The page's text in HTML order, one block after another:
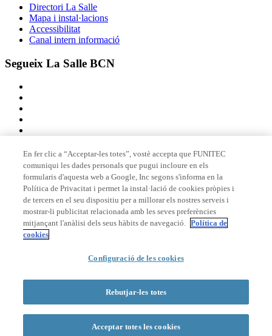
Directori La Salle
Mapa i instal·lacions
Accessibilitat
Canal intern informació
Segueix La Salle BCN
Membre de
Acreditacions
© 2026 La Salle Campus Barcelona - URL |Avís legal
Formulari de cerca
En fer clic a “Acceptar-les totes”, vostè accepta que FUNITEC
comuniqui les dades personals que pugui incloure en els
formularis d'aquesta web a Google, Inc segons s'informa en la
Política de Privacitat i permet la instal·lació de cookies pròpies i
de tercers en el seu dispositiu per a millorar els nostres serveis i
mostrar-li publicitat relacionada amb les seves preferències
mitjançant l'anàlisi dels seus hàbits de navegació. Política de
cookies
Configuració de les cookies
Rebutjar-les totes
Acceptar totes les cookies